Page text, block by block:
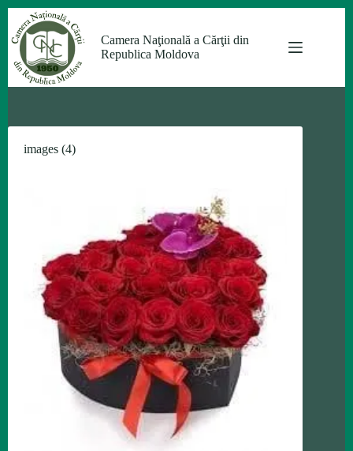
conținut
Camera Naţională a Cărţii din
Republica Moldova
images (4)